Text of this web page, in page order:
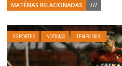
MATÉRIAS RELACIONADAS ///
ESPORTES NOTÍCIAS TEMPO REAL